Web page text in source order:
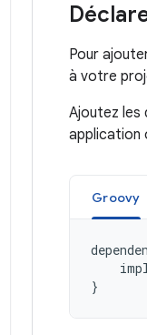
Pour
à votre
Ajoutez les
application
Groovy
}